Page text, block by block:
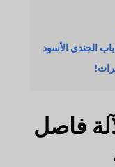
الجندي الأسود
فاصل